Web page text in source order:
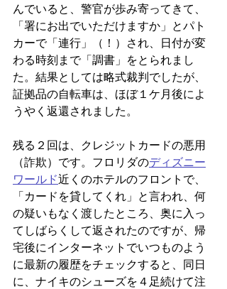
んでいると、警官が歩み寄ってきて、
「署にお出でいただけますか」とパト
カーで「連行」（！）され、日付が変
わる時刻まで「調書」をとられまし
た。結果としては略式裁判でしたが、
証拠品の自転車は、ほぼ１ケ月後によ
うやく返還されました。
残る２回は、クレジットカードの悪用
（詐欺）です。フロリダのディズニー
ワールド近くのホテルのフロントで、
「カードを貸してくれ」と言われ、何
の疑いもなく渡したところ、奥に入っ
てしばらくして返されたのですが、帰
宅後にインターネットでいつものよう
に最新の履歴をチェックすると、同日
に、ナイキのシューズを４足続けて注